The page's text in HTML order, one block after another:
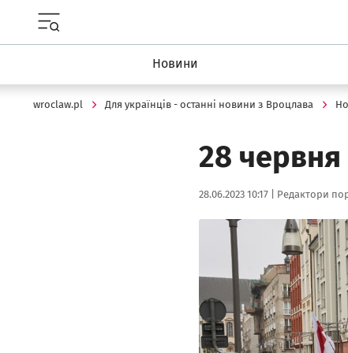
Новини
wroclaw.pl Для українців - останні новини з Вроцлава
28 червня
Data publikacji:
28.06.2023 10:17 | Autor:
Редактори
Kliknij, aby powiększyć